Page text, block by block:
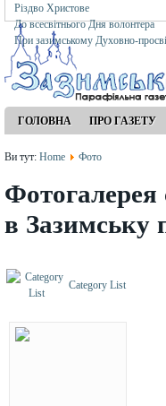
Різдво Христове
До всесвітнього Дня волонтера
При зазимському Духовно-
ГОЛОВНА ПРО ГАЗЕТУ
Ви тут: Home Фото
Фотогалерея
в Зазимську
Category List